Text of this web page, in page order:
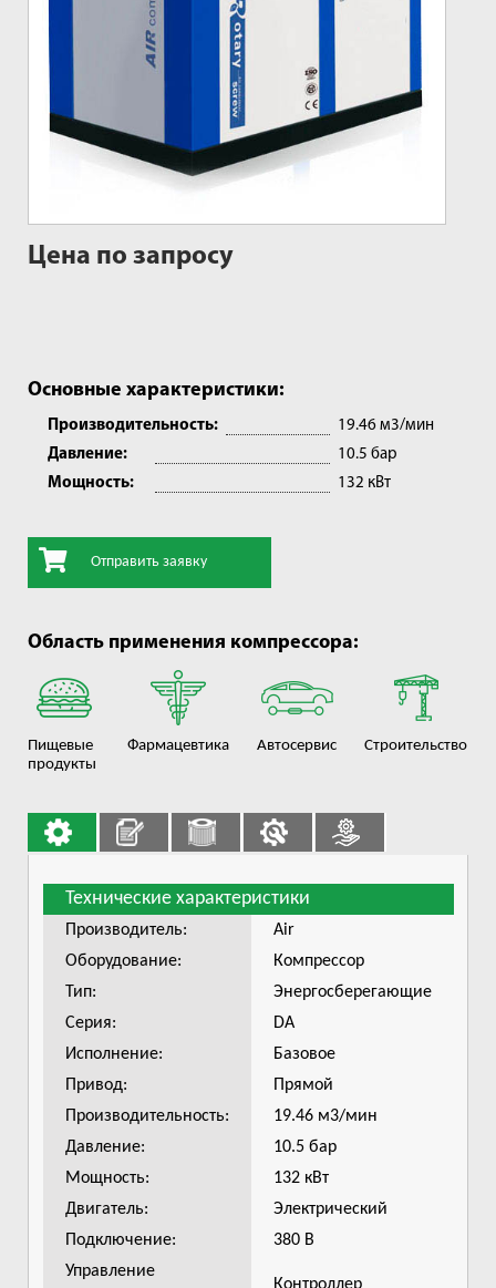
Цена по запросу
Основные характеристики:
Производительность:
19.46 м3/мин
Давление:
10.5 бар
Мощность:
132 кВт
Отправить заявку
Область применения компрессора:
Пищевые
продукты
Фармацевтика Автосервис Строительство
Технические характеристики
Производитель:
Air
Оборудование:
Компрессор
Тип:
Энергосберегающие
Серия:
DA
Исполнение:
Базовое
Привод:
Прямой
Производительность:
19.46 м3/мин
Давление:
10.5 бар
Мощность:
132 кВт
Двигатель:
Электрический
Подключение:
380 В
Управление